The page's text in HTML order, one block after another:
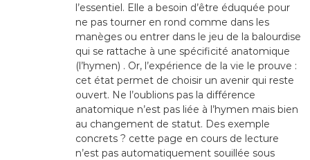
l’essentiel. Elle a besoin d’être éduquée pour
ne pas tourner en rond comme dans les
manèges ou entrer dans le jeu de la balourdise
qui se rattache à une spécificité anatomique
(l’hymen) . Or, l’expérience de la vie le prouve :
cet état permet de choisir un avenir qui reste
ouvert. Ne l’oublions pas la différence
anatomique n’est pas liée à l’hymen mais bien
au changement de statut. Des exemple
concrets ? cette page en cours de lecture
n’est pas automatiquement souillée sous